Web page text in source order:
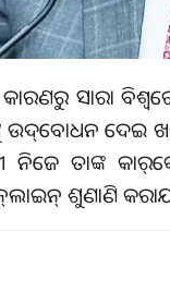
ସାରା
ଦେଇ
ନିଜେ ତାଙ୍କ
ଶୁଣାଣି